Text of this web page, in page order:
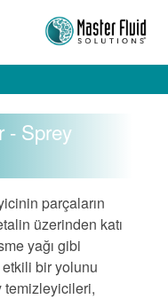
- Sprey
parçaların
üzerinden katı
yağı gibi
etkili bir yolunu
temizleyicileri,